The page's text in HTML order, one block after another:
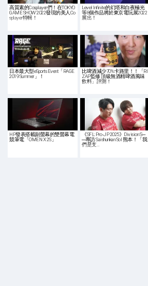
高質素的Cosplayer們！在TOKYO
GAME SHOW 2022發現的美人Co
splayer特輯！
Level Infinite的幻塔和白夜極光
等8個作品將於東京電玩展2022
展出！
日本最大型eSports Event「RAGE
2019 Summer」！
比啤酒減少70%卡路里！！「RI
ZAP監修 頂級無酒精啤酒風味
飲料」評測！
HP發表搭載副螢幕的雙螢幕電
競筆電「OMEN X 2S」
《SFL: Pro-JP 2025》Division S─
─專訪 Saishunkan Sol 熊本！「我
們是支…